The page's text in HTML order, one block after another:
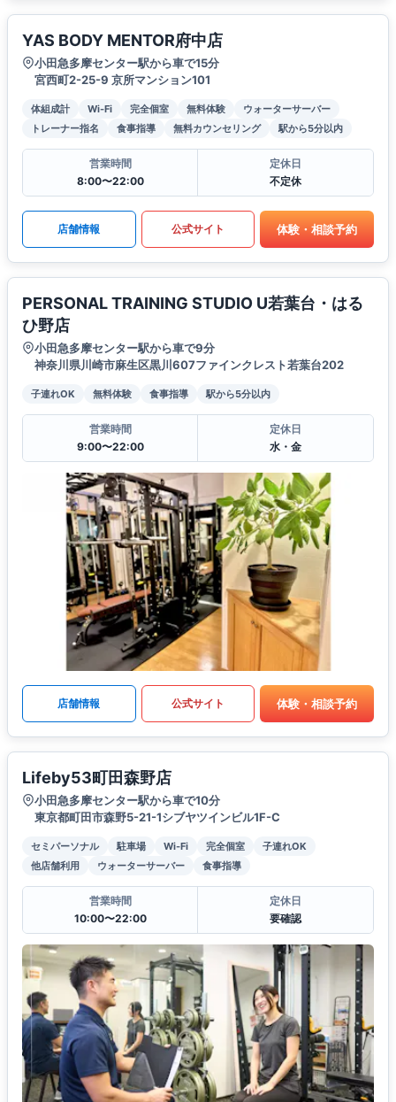
YAS BODY MENTOR府中店
小田急多摩センター駅から車で15分
宮西町2-25-9 京所マンション101
体組成計 Wi-Fi 完全個室 無料体験
ウォーターサーバー
トレーナー指名
食事指導 無料カウンセリング 駅から5分以内
営業時間
8:00〜22:00
定休日
不定休
店舗情報 公式サイト 体験・相談予約
PERSONAL TRAINING STUDIO U若葉台・はる
ひ野店
小田急多摩センター駅から車で9分
神奈川県川崎市麻生区黒川607ファインクレスト若葉台202
子連れOK 無料体験 食事指導 駅から5分以内
営業時間
9:00〜22:00
定休日
水・金
店舗情報 公式サイト 体験・相談予約
Lifeby53町田森野店
小田急多摩センター駅から車で10分
東京都町田市森野5-21-1シブヤツインビル1F-C
セミパーソナル 駐車場 Wi-Fi 完全個室
子連れOK
他店舗利用
ウォーターサーバー 食事指導
営業時間
10:00〜22:00
定休日
要確認